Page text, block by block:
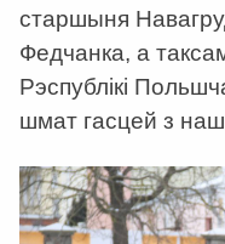
старшыня
Федчанка, а
Рэспублікі
шмат гасцей з